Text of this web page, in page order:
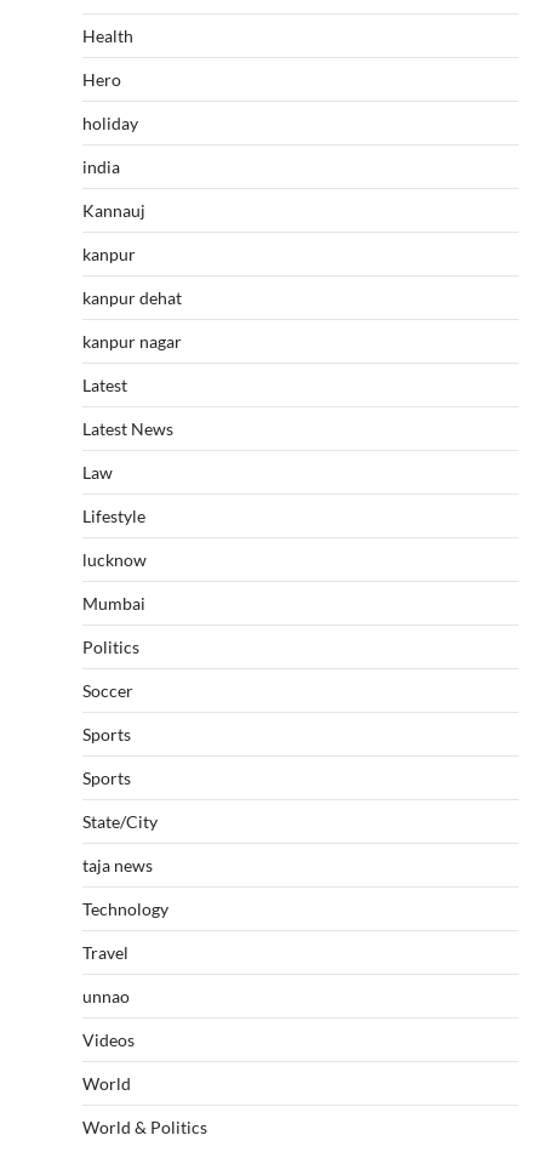
Health
Hero
holiday
india
Kannauj
kanpur
kanpur dehat
kanpur nagar
Latest
Latest News
Law
Lifestyle
lucknow
Mumbai
Politics
Soccer
Sports
Sports
State/City
taja news
Technology
Travel
unnao
Videos
World
World & Politics